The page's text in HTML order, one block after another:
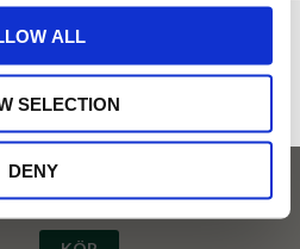
ALL
SELECTION
DENY
Kaffeburk Strandtur Blå
Mumin kaffeburk i blå nyans
stranden. Perfekt att förvara ditt kaffe
239
på Tehusetjava.se. Rabatten fungerar endast på